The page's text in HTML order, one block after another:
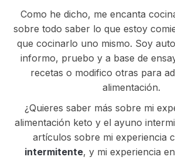
Como he dicho, me encanta
sobre todo saber lo que estoy
que cocinarlo uno mismo. Soy
informo, pruebo y a base de
recetas o modifico otras para
alimentación.
¿Quieres saber más sobre mi
alimentación keto y el ayuno
artículos sobre mi experiencia
intermitente, y mi experiencia